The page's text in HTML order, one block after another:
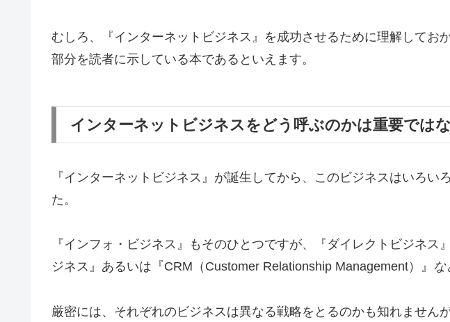
むしろ、『インターネットビジネス』を成功させるために理解してお
部分を読者に示している本であるといえます。
インターネットビジネスをどう呼ぶのかは重要ではな
『インターネットビジネス』が誕生してから、このビジネスはいろい
た。
『インフォ・ビジネス』もそのひとつですが、『ダイレクトビジネス
ジネス』あるいは『CRM（Customer Relationship Management）』 な
厳密には、それぞれのビジネスは異なる戦略をとるのかも知れません